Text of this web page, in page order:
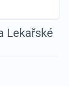
Lekařské